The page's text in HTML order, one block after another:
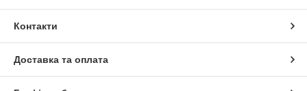
Контакти
Доставка та оплата